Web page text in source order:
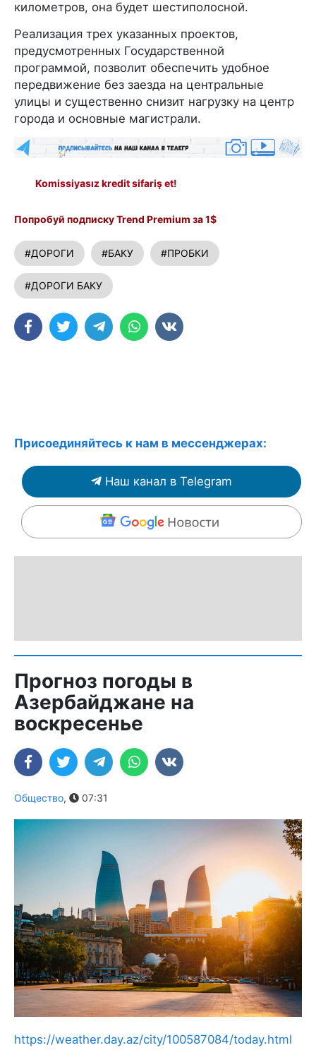
километров, она будет шестиполосной.
Реализация трех указанных проектов,
предусмотренных Государственной
программой, позволит обеспечить удобное
передвижение без заезда на центральные
улицы и существенно снизит нагрузку на центр
города и основные магистрали.
Komissiyasız kredit sifariş et!
Попробуй подписку Trend Premium за 1$
#ДОРОГИ #БАКУ #ПРОБКИ
#ДОРОГИ БАКУ
Присоединяйтесь к нам в мессенджерах:
Наш канал в Telegram
Прогноз погоды в
Азербайджане на
воскресенье
Общество, 07:31
https://weather.day.az/city/100587084/today.html